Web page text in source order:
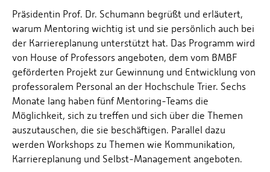
Präsidentin Prof. Dr. Schumann begrüßt und erläutert,
warum Mentoring wichtig ist und sie persönlich auch bei
der Karriereplanung unterstützt hat. Das Programm wird
von House of Professors angeboten, dem vom BMBF
geförderten Projekt zur Gewinnung und Entwicklung von
professoralem Personal an der Hochschule Trier. Sechs
Monate lang haben fünf Mentoring-Teams die
Möglichkeit, sich zu treffen und sich über die Themen
auszutauschen, die sie beschäftigen. Parallel dazu
werden Workshops zu Themen wie Kommunikation,
Karriereplanung und Selbst-Management angeboten.